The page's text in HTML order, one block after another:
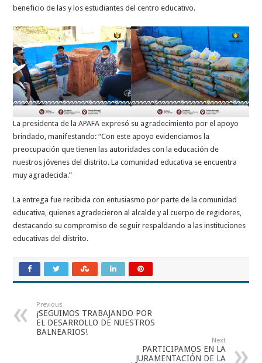
beneficio de las y los estudiantes del centro educativo.
La presidenta de la APAFA expresó su agradecimiento por el apoyo
brindado, manifestando: “Con este apoyo evidenciamos la
preocupación que tienen las autoridades con la educación de
nuestros jóvenes del distrito. La comunidad educativa se encuentra
muy agradecida.”
La entrega fue recibida con entusiasmo por parte de la comunidad
educativa, quienes agradecieron al alcalde y al cuerpo de regidores,
destacando su compromiso de seguir respaldando a las instituciones
educativas del distrito.
Previous
¡SEGUIMOS TRABAJANDO POR
EL DESARROLLO DE NUESTROS
BALNEARIOS!
Next
PARTICIPAMOS EN LA
JURAMENTACIÓN DE LA